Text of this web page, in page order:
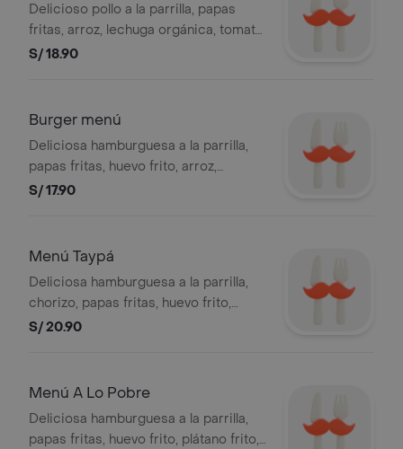
Delicioso pollo a la parrilla, papas
fritas, arroz, lechuga orgánica, tomate,
zanahoria y salsa vinagreta.Válido del
disponible 500 unidades. Foto
referencial. BEMBOS S.A.C RUC
20101087647.
S/ 18.90
Burger menú
Deliciosa hamburguesa a la parrilla,
papas fritas, huevo frito, arroz,
lechuga orgánica, tomate, zanahoria y
Stock mínimo disponible 500
unidades. Foto referencial. BEMBOS
S.A
S/ 17.90
Menú Taypá
Deliciosa hamburguesa a la parrilla,
chorizo, papas fritas, huevo frito,
arroz, lechuga orgánica, tomate,
lunes a viernes. Stock mínimo
referencial. B
S/ 20.90
Menú A Lo Pobre
Deliciosa hamburguesa a la parrilla,
papas fritas, huevo frito, plátano frito,